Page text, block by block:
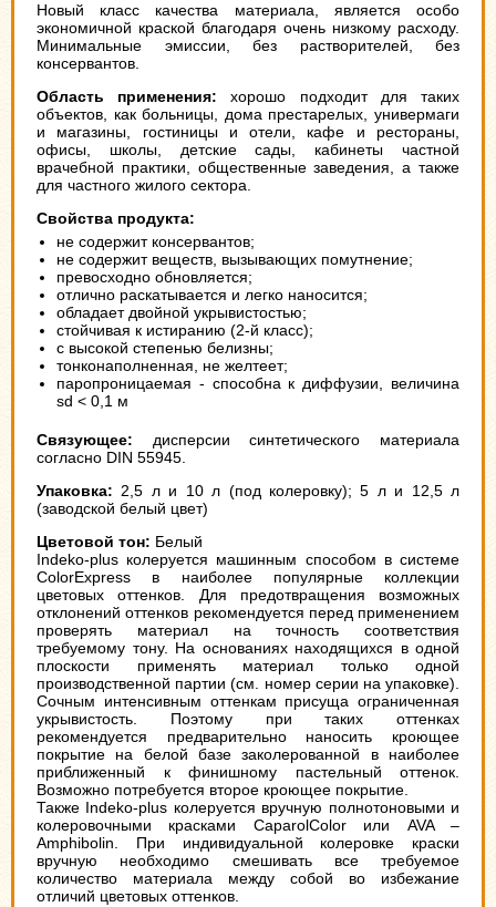
Новый класс качества материала, является особо
экономичной краской благодаря очень низкому расходу.
Минимальные эмиссии, без растворителей, без
консервантов.
Область применения: хорошо подходит для таких
объектов, как больницы, дома престарелых, универмаги
и магазины, гостиницы и отели, кафе и рестораны,
офисы, школы, детские сады, кабинеты частной
врачебной практики, общественные заведения, а также
для частного жилого сектора.
Свойства продукта:
не содержит консервантов;
не содержит веществ, вызывающих помутнение;
превосходно обновляется;
отлично раскатывается и легко наносится;
обладает двойной укрывистостью;
стойчивая к истиранию (2-й класс);
с высокой степенью белизны;
тонконаполненная, не желтеет;
паропроницаемая - способна к диффузии, величина
sd < 0,1 м
Связующее: дисперсии синтетического материала
согласно DIN 55945.
Упаковка: 2,5 л и 10 л (под колеровку); 5 л и 12,5 л
(заводской белый цвет)
Цветовой тон: Белый
Indeko-plus колеруется машинным способом в системе
ColorExpress в наиболее популярные коллекции
цветовых оттенков. Для предотвращения возможных
отклонений оттенков рекомендуется перед применением
проверять материал на точность соответствия
требуемому тону. На основаниях находящихся в одной
плоскости применять материал только одной
производственной партии (см. номер серии на упаковке).
Сочным интенсивным оттенкам присуща ограниченная
укрывистость. Поэтому при таких оттенках
рекомендуется предварительно наносить кроющее
покрытие на белой базе заколерованной в наиболее
приближенный к финишному пастельный оттенок.
Возможно потребуется второе кроющее покрытие.
Также Indeko-plus колеруется вручную полнотоновыми и
колеровочными красками CaparolColor или AVA –
Amphibolin. При индивидуальной колеровке краски
вручную необходимо смешивать все требуемое
количество материала между собой во избежание
отличий цветовых оттенков.